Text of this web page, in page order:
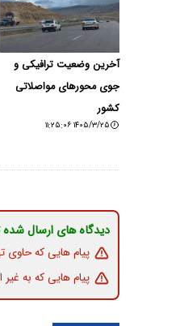
آخرین وضعیت ترافیکی و
جوی محورهای مواصلاتی
کشور
۱۴۰۵/۳/۲۵ ۱۱:۲۵:۰۶
دیدگاه های ارسال
پیام هایی که حاوی
پیام هایی که به